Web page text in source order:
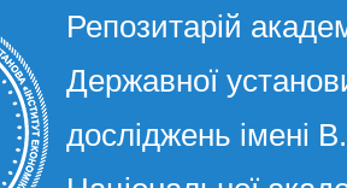
Репозитарій
Державної
досліджень імені